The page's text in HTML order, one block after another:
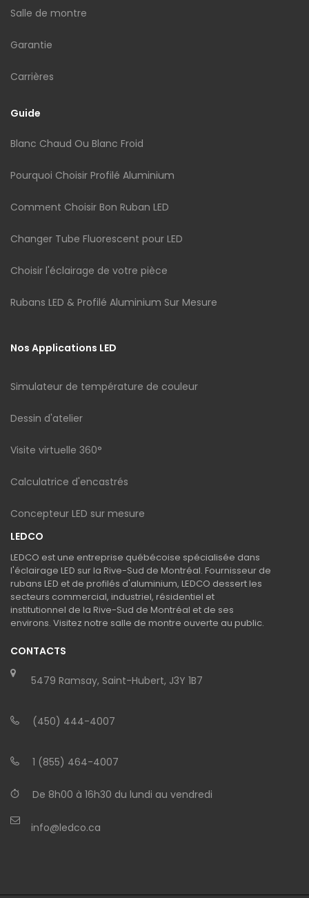
Salle de montre
Garantie
Carrières
Guide
Blanc Chaud Ou Blanc Froid
Pourquoi Choisir Profilé Aluminium
Comment Choisir Bon Ruban LED
Changer Tube Fluorescent pour LED
Choisir l'éclairage de votre pièce
Rubans LED & Profilé Aluminium Sur Mesure
Nos Applications LED
Simulateur de température de couleur
Dessin d'atelier
Visite virtuelle 360°
Calculatrice d'encastrés
Concepteur LED sur mesure
LEDCO
LEDCO est une entreprise québécoise spécialisée dans
l'éclairage LED sur la Rive-Sud de Montréal. Fournisseur de
rubans LED et de profilés d'aluminium, LEDCO dessert les
secteurs commercial, industriel, résidentiel et
institutionnel de la Rive-Sud de Montréal et de ses
environs. Visitez notre salle de montre ouverte au public.
CONTACTS
5479 Ramsay, Saint-Hubert, J3Y 1B7
(450) 444-4007
1 (855) 464-4007
De 8h00 à 16h30 du lundi au vendredi
info@ledco.ca